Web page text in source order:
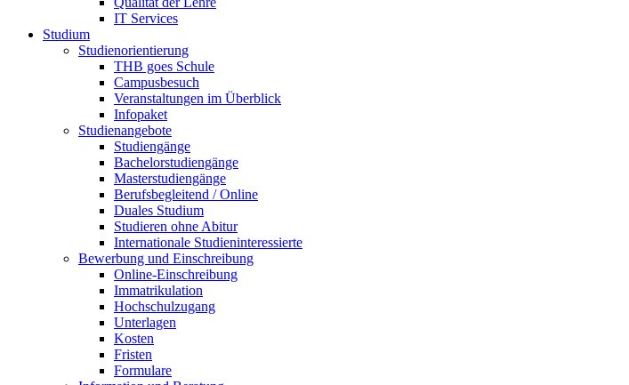
IT Services
Studium
Studienorientierung
THB goes Schule
Campusbesuch
Veranstaltungen im Überblick
Infopaket
Studienangebote
Studiengänge
Bachelorstudiengänge
Masterstudiengänge
Berufsbegleitend / Online
Duales Studium
Studieren ohne Abitur
Internationale Studieninteressierte
Bewerbung und Einschreibung
Online-Einschreibung
Immatrikulation
Hochschulzugang
Unterlagen
Kosten
Fristen
Formulare